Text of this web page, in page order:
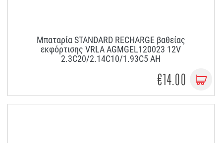
Μπαταρία STANDARD RECHARGE βαθείας
εκφόρτισης VRLA AGMGEL120023 12V
2.3C20/2.14C10/1.93C5 AH
€14.00